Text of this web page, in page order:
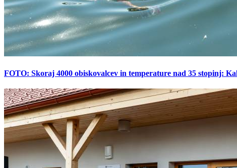
FOTO: Skoraj 4000 obiskovalcev in temperature nad 35 stopinj: